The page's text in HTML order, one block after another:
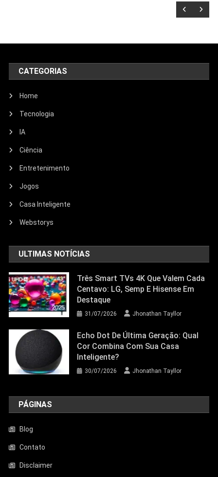
Echo Dot: Guia Completo Para
Escolher O Smart Speaker Ideal Na
Nova Oferta Da Amazon
CATEGORIAS
Home
Tecnologia
IA
Ciência
Entretenimento
Jogos
Casa Inteligente
Webstorys
ULTIMAS NOTÍCIAS
Três Smart TVs 4K Que Valem Cada
Centavo: LG, Semp E Hisense Em
Destaque
31/07/2026 Jhonathan Tayllor
Echo Dot De Última Geração: Qual
Cor Combina Com Sua Casa
Inteligente?
30/07/2026 Jhonathan Tayllor
PÁGINAS
Blog
Contato
Disclaimer